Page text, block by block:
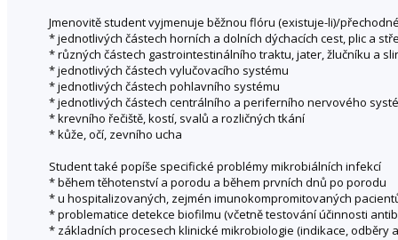
Jmenovitě student vyjmenuje běžnou flóru (existuje-li)/
* jednotlivých částech horních a dolních dýchacích cest, plic a
* různých částech gastrointestinálního traktu, jater, žlučníku a
* jednotlivých částech vylučovacího systému
* jednotlivých částech pohlavního systému
* jednotlivých částech centrálního a periferního nervového
* krevního řečiště, kostí, svalů a rozličných tkání
* kůže, očí, zevního ucha
Student také popíše specifické problémy mikrobiálních infekcí
* během těhotenství a porodu a během prvních dnů po porodu
* u hospitalizovaných, zejmén imunokompromitovaných
* problematice detekce biofilmu (včetně testování účinnosti
* základních procesech klinické mikrobiologie (indikace,